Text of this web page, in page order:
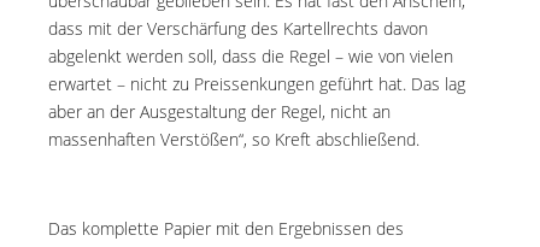
dass mit der Verschärfung des Kartellrechts davon
abgelenkt werden soll, dass die Regel – wie von vielen
erwartet – nicht zu Preissenkungen geführt hat. Das lag
aber an der Ausgestaltung der Regel, nicht an
massenhaften Verstößen“, so Kreft abschließend.
Das komplette Papier mit den Ergebnissen des